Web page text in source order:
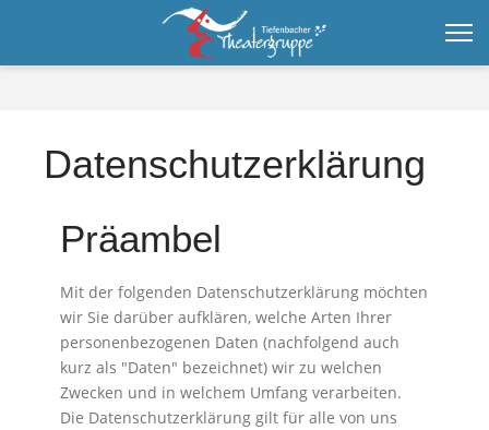
Datenschutzerklärung
Präambel
Mit der folgenden Datenschutzerklärung möchten
wir Sie darüber aufklären, welche Arten Ihrer
personenbezogenen Daten (nachfolgend auch
kurz als "Daten" bezeichnet) wir zu welchen
Zwecken und in welchem Umfang verarbeiten.
Die Datenschutzerklärung gilt für alle von uns